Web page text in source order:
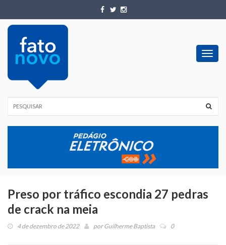
Preso por tráfico escondia 27 pedras
de crack na meia
4 de dezembro de 2022 porGuilherme Baptista 0